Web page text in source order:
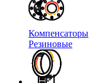
Компенсаторы
Резиновые